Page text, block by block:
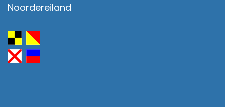
Noordereiland